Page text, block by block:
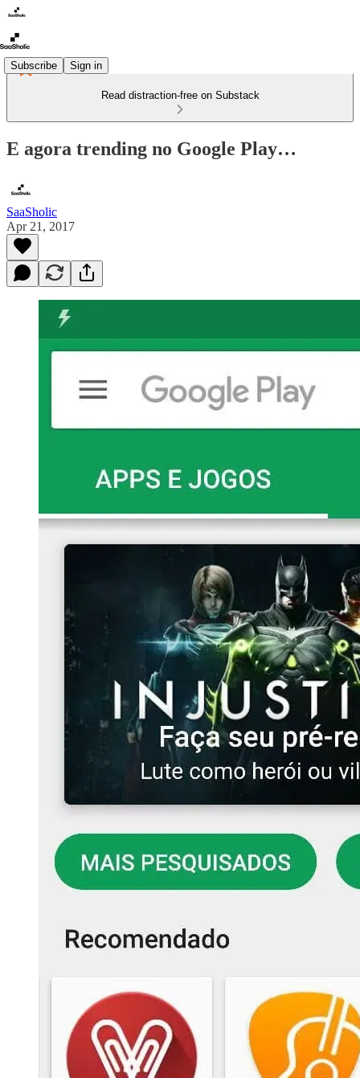
Subscribe Sign in
Read distraction-free on Substack
E agora trending no Google Play…
SaaSholic
Apr 21, 2017